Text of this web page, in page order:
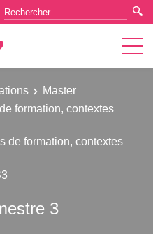
Master
formation, contextes
de formation, contextes
3